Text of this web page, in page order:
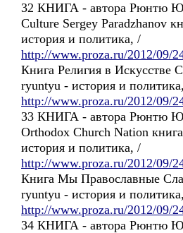
32 КНИГА - автора Рюнтю
Culture Sergey Paradzhanov
история и политика, /
http://www.proza.ru/2012/09/
Книга Религия в Искусстве
ryuntyu - история и
http://www.proza.ru/2012/09/
33 КНИГА - автора Рюнтю
Orthodox Church Nation
история и политика, /
http://www.proza.ru/2012/09/
Книга Мы Православные
ryuntyu - история и
http://www.proza.ru/2012/09/
34 КНИГА - автора Рюнтю